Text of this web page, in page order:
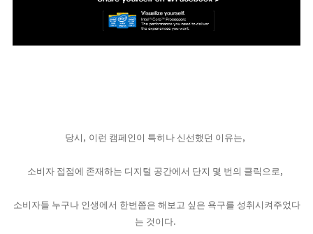
당시 , 이런 캠페인이 특히나 신선했던 이유는,
소비자 접점에 존재하는 디지털 공간에서 단지 몇 번의 클릭으로,
소비자들 누구나 인생에서 한번쯤은 해보고 싶은 욕구를 성취시켜주었다
는 것이다.